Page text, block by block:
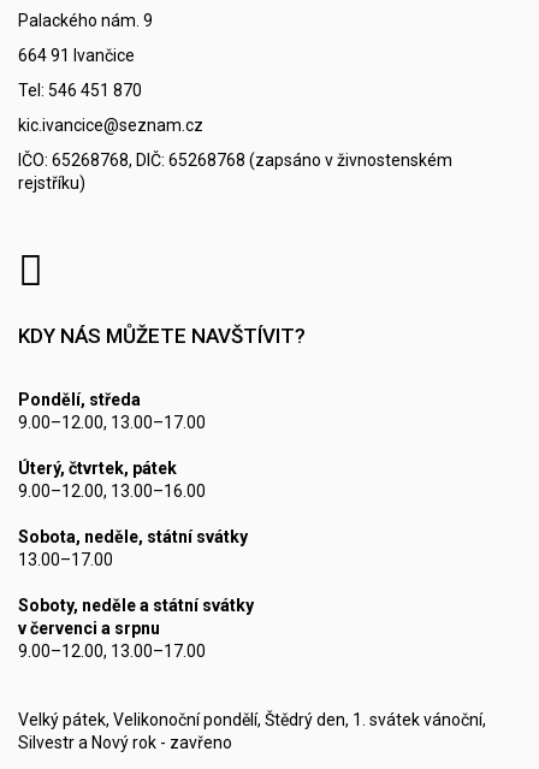
Palackého nám. 9
664 91 Ivančice
Tel: 546 451 870
kic.ivancice@seznam.cz
IČO: 65268768, DIČ: 65268768 (zapsáno v živnostenském
rejstříku)
KDY NÁS MŮŽETE NAVŠTÍVIT?
Pondělí, středa
9.00–12.00, 13.00–17.00
Úterý, čtvrtek, pátek
9.00–12.00, 13.00–16.00
Sobota, neděle, státní svátky
13.00–17.00
Soboty, neděle a státní svátky
v červenci a srpnu
9.00–12.00, 13.00–17.00
Velký pátek, Velikonoční pondělí, Štědrý den, 1. svátek vánoční,
Silvestr a Nový rok - zavřeno